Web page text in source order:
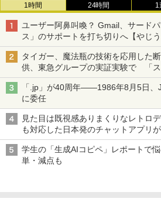
1時間 24時間 1
ユーザー阿鼻叫喚？ Gmail、サード
ス」のサポートを打ち切りへ【やじう
タイガー、魔法瓶の技術を応用した
供、東急グループの実証実験で 「ス
ル TIVIP」
「.jp」が40周年――1986年8月5日、
に委任
見た目は既視感ありまくりなレトロ
も対応した日本発のチャットアプリ
学生の「生成AIコピペ」レポートで
単・減点も